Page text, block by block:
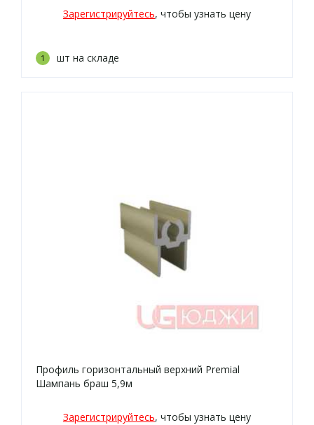
Зарегистрируйтесь, чтобы узнать цену
1 шт на складе
Профиль горизонтальный верхний Premial
Шампань браш 5,9м
Зарегистрируйтесь, чтобы узнать цену